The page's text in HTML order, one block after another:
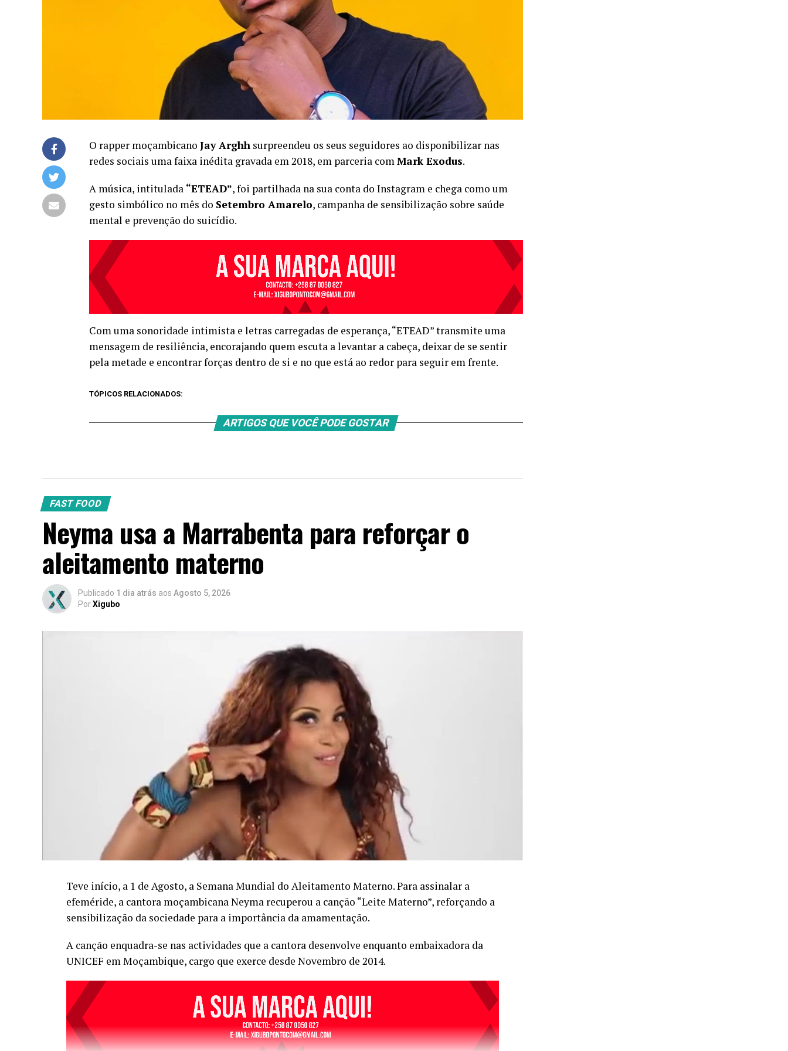
O rapper moçambicano Jay Arghh surpreendeu os seus seguidores ao disponibilizar nas
redes sociais uma faixa inédita gravada em 2018, em parceria comMark Exodus.
A música, intitulada “ETEAD”, foi partilhada na sua conta do Instagram e chega como um
gesto simbólico no mês do Setembro Amarelo, campanha de sensibilização sobre saúde
mental e prevenção do suicídio.
Com uma sonoridade intimista e letras carregadas de esperança, “ETEAD” transmite uma
mensagem de resiliência, encorajando quem escuta a levantar a cabeça, deixar de se sentir
pela metade e encontrar forças dentro de si e no que está ao redor para seguir em frente.
TÓPICOS RELACIONADOS:
ARTIGOS QUE VOCÊ PODE GOSTAR
FAST FOOD
Neyma usa a Marrabenta para reforçar o
aleitamento materno
Publicado 1 dia atrás aos Agosto 5, 2026
PorXigubo
Teve início, a 1 de Agosto, a Semana Mundial do Aleitamento Materno. Para assinalar a
efeméride, a cantora moçambicana Neyma recuperou a canção “Leite Materno”, reforçando a
sensibilização da sociedade para a importância da amamentação.
A canção enquadra-se nas actividades que a cantora desenvolve enquanto embaixadora da
UNICEF em Moçambique, cargo que exerce desde Novembro de 2014.